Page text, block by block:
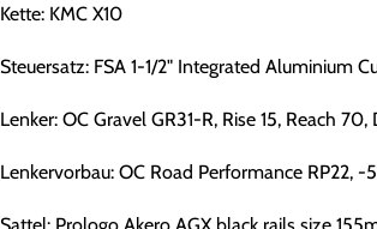
Kette: KMC X10
Steuersatz: FSA 1-1/2" Integrated Aluminium
Lenker: OC Gravel GR31-R, Rise 15, Reach 70,
Lenkervorbau: OC Road Performance RP22, -
Sattel: Prologo Akero AGX black rails size